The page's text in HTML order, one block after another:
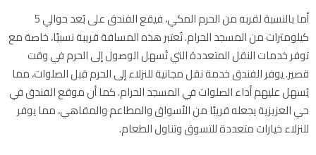
أما بالنسبة لقربه من الحرم المكي، فيقع الفندق على بُعد حوالي 5
كيلومترات من المسجد الحرام. تُعتبر هذه المسافة قريبة نسبيًا، خاصة مع
توفر خدمات النقل المتعددة التي تُسهل الوصول إلى الحرم في وقت
قصير. يوفر الفندق خدمة نقل مجانية للنزلاء إلى الحرم قبل الصلوات، مما
يُسهل عليهم أداء الصلوات في المسجد الحرام. كما أن موقع الفندق في
حي العزيزية يجعله قريبًا من الأسواق والمطاعم والمقاهي، مما يوفر
للنزلاء خيارات متعددة للتسوق وتناول الطعام.